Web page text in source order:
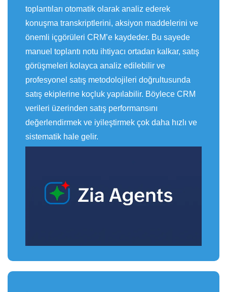
toplantıları otomatik olarak analiz ederek
konuşma transkriptlerini, aksiyon maddelerini ve
önemli içgörüleri CRM’e kaydeder. Bu sayede
manuel toplantı notu ihtiyacı ortadan kalkar, satış
görüşmeleri kolayca analiz edilebilir ve
profesyonel satış metodolojileri doğrultusunda
satış ekiplerine koçluk yapılabilir. Böylece CRM
verileri üzerinden satış performansını
değerlendirmek ve iyileştirmek çok daha hızlı ve
sistematik hale gelir.